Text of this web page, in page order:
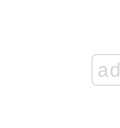
ad